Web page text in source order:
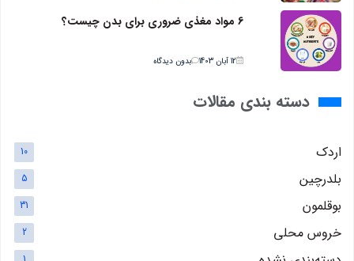
6 مواد مغذی ضروری برای بدن چیست؟
12 آبان 1403 بدون دیدگاه
دسته بندی مقالات
اردک 10
بلدرچین 5
بوقلمون 31
خروس محلی 2